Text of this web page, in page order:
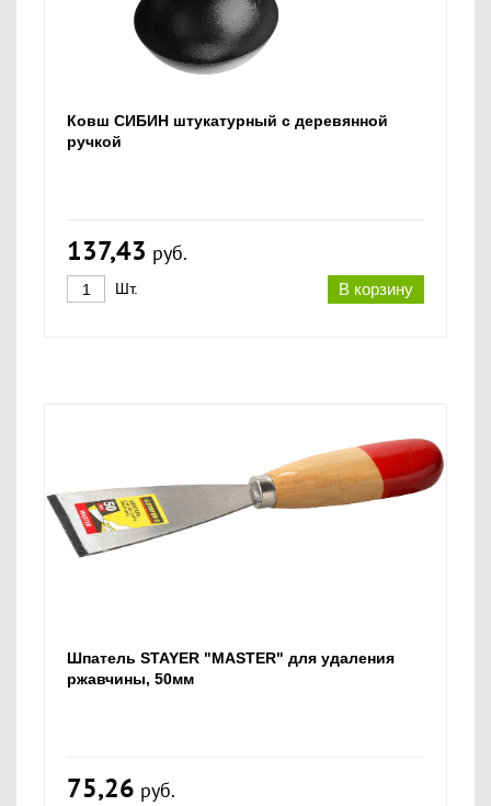
Ковш СИБИН штукатурный с деревянной
ручкой
137,43 руб.
В корзину
Шт.
Шпатель STAYER "MASTER" для удаления
ржавчины, 50мм
75,26 руб.